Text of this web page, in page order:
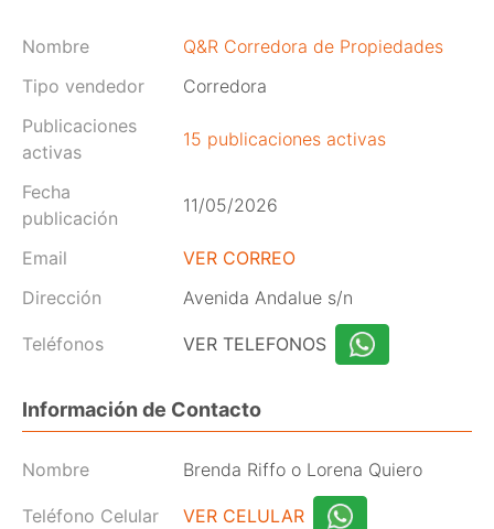
Nombre
Q&R Corredora de Propiedades
Tipo vendedor
Corredora
Publicaciones
activas
15 publicaciones activas
Fecha
publicación
11/05/2026
Email
VER CORREO
Dirección
Avenida Andalue s/n
Teléfonos VER TELEFONOS
Información de Contacto
Nombre Brenda Riffo o Lorena Quiero
Teléfono Celular VER CELULAR